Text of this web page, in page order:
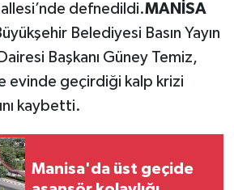
defnedildi.MANİSA
Belediyesi Basın Yayın
Başkanı Güney Temiz,
evinde geçirdiği kalp krizi
kaybetti.
Manisa'da üst geçide